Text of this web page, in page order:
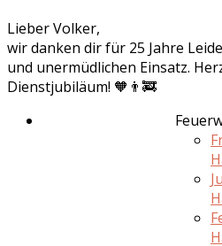
Lieber Volker,
wir danken dir für 25 Jahre
und unermüdlichen Einsatz.
Dienstjubiläum! 🧡👨‍🚒